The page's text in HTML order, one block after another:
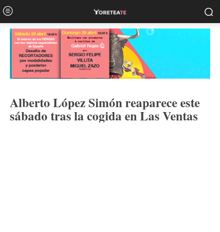
Alberto López Simón reaparece este
sábado tras la cogida en Las Ventas